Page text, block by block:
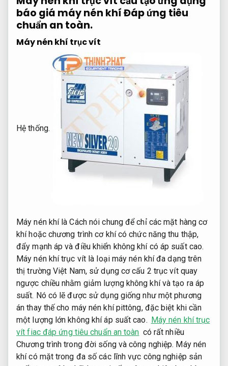
báo giá máy nén khíĐáp ứng tiêu
chuẩn an toàn.
Máy nén khí trục vít
Hệ thống.
Máy nén khí là Cách nói chung để chỉ các mặt hàng cơ
khí hoặc chương trình cơ khí có chức năng thu thập,
đẩy mạnh áp và điều khiển không khí có áp suất cao.
Máy nén khí trục vít là loại máy nén khí đa dạng trên
thị trường Việt Nam, sử dụng cơ cấu 2 trục vít quay
ngược chiều nhằm giảm lượng không khí và tạo ra áp
suất. Nó có lẽ được sử dụng giống như một phương
án thay thế cho máy nén khí pittông, đặc biệt khi cần
một lượng lớn không khí áp suất cao. Máy nén khí trục
vít fiac đáp ứng tiêu chuẩn an toàn có rất nhiều
Chương trình trong đời sống và công nghiệp. Máy nén
khí có mặt trong đa số các lĩnh vực công nghiệp sản